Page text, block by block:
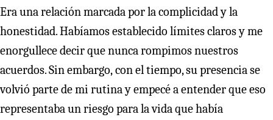
Era una relación marcada por la complicidad y la
honestidad. Habíamos establecido límites claros y me
enorgullece decir que nunca rompimos nuestros
acuerdos. Sin embargo,con el tiempo, su presencia se
volvió parte de mi rutina y empecé a entender que eso
representaba un riesgo para la vida que había